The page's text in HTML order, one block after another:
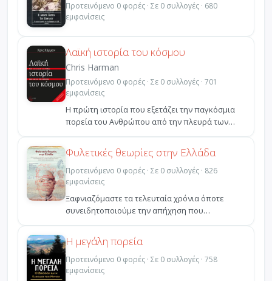
Προτεινόμενο 0 φορές · Σε 0 συλλογές · 680
εμφανίσεις
Λαϊκή ιστορία του κόσμου
Chris Harman
Προτεινόμενο 0 φορές · Σε 0 συλλογές · 701
εμφανίσεις
Η πρώτη ιστορία που εξετάζει την παγκόσμια
πορεία του Ανθρώπου από την πλευρά των
αδυνάτων. Καμία άλ...
Φυλετικές θεωρίες στην Ελλάδα
Προτεινόμενο 0 φορές · Σε 0 συλλογές · 826
εμφανίσεις
Ξαφνιαζόμαστε τα τελευταία χρόνια όποτε
συνειδητοποιούμε την απήχηση που
εξακολουθούν να έχουν σε ολ...
Η μεγάλη πορεία
Προτεινόμενο 0 φορές · Σε 0 συλλογές · 758
εμφανίσεις